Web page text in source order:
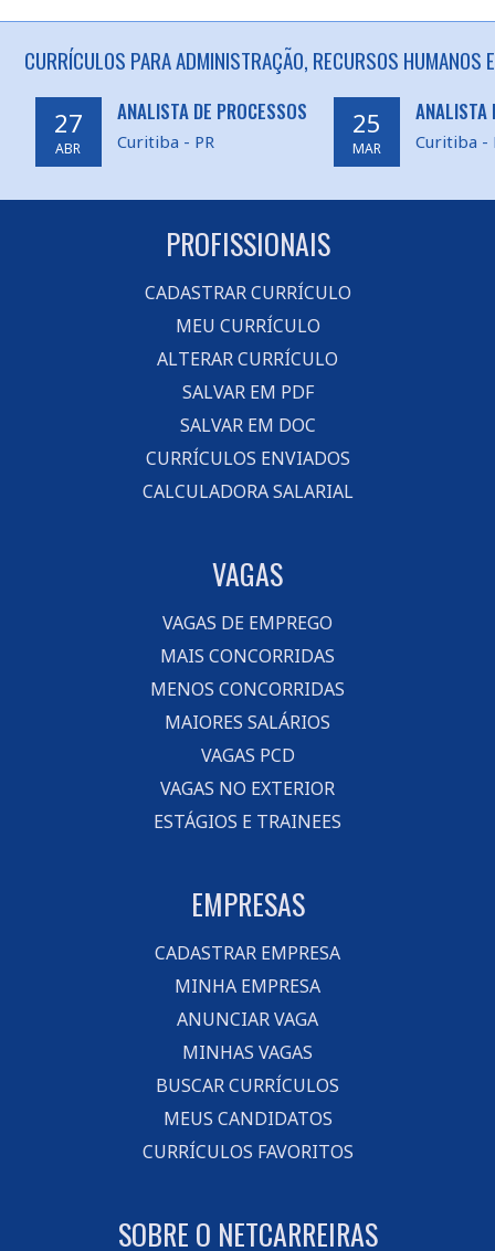
CURRÍCULOS PARA ADMINISTRAÇÃO, RECURSOS HUMANOS
27
ABR
ANALISTA DE PROCESSOS
Curitiba - PR
25
MAR
ANALISTA
Curitiba -
PROFISSIONAIS
CADASTRAR CURRÍCULO
MEU CURRÍCULO
ALTERAR CURRÍCULO
SALVAR EM PDF
SALVAR EM DOC
CURRÍCULOS ENVIADOS
CALCULADORA SALARIAL
VAGAS
VAGAS DE EMPREGO
MAIS CONCORRIDAS
MENOS CONCORRIDAS
MAIORES SALÁRIOS
VAGAS PCD
VAGAS NO EXTERIOR
ESTÁGIOS E TRAINEES
EMPRESAS
CADASTRAR EMPRESA
MINHA EMPRESA
ANUNCIAR VAGA
MINHAS VAGAS
BUSCAR CURRÍCULOS
MEUS CANDIDATOS
CURRÍCULOS FAVORITOS
SOBRE O NETCARREIRAS